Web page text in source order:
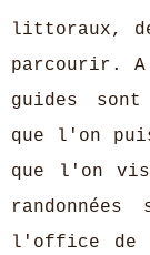
littoraux,
parcourir. A
guides
que l'on
que l'on
l'office de